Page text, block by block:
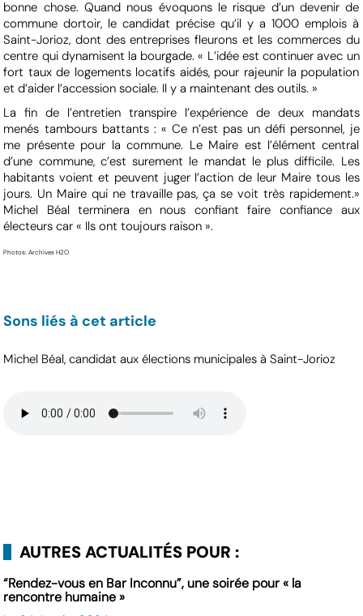
bonne chose. Quand nous évoquons le risque d’un devenir de
commune dortoir, le candidat précise qu’il y a 1000 emplois à
Saint-Jorioz, dont des entreprises fleurons et les commerces du
centre qui dynamisent la bourgade. « L’idée est continuer avec un
fort taux de logements locatifs aidés, pour rajeunir la population
et d’aider l’accession sociale. Il y a maintenant des outils. »
La fin de l’entretien transpire l’expérience de deux mandats
menés tambours battants : « Ce n’est pas un défi personnel, je
me présente pour la commune. Le Maire est l’élément central
d’une commune, c’est surement le mandat le plus difficile. Les
habitants voient et peuvent juger l’action de leur Maire tous les
jours. Un Maire qui ne travaille pas, ça se voit très rapidement.»
Michel Béal terminera en nous confiant faire confiance aux
électeurs car « Ils ont toujours raison ».
Photos: Archives H2O
Sons liés à cet article
Michel Béal, candidat aux élections municipales à Saint-Jorioz
AUTRES ACTUALITÉS POUR :
“Rendez-vous en Bar Inconnu”, une soirée pour « la
rencontre humaine »